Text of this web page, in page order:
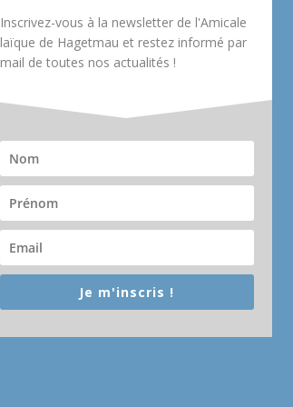
Inscrivez-vous à la newsletter de l'Amicale
laïque de Hagetmau et restez informé par
mail de toutes nos actualités !
Je m'inscris !